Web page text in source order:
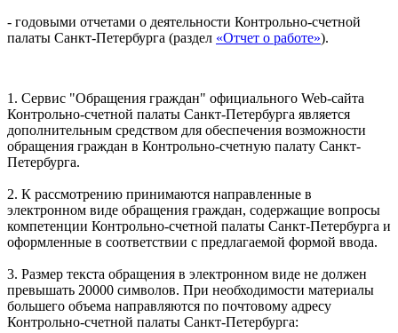
- годовыми отчетами о деятельности Контрольно-счетной
палаты Санкт-Петербурга (раздел «Отчет о работе»).
1. Сервис "Обращения граждан" официального Web-сайта
Контрольно-счетной палаты Санкт-Петербурга является
дополнительным средством для обеспечения возможности
обращения граждан в Контрольно-счетную палату Санкт-
Петербурга.
2. К рассмотрению принимаются направленные в
электронном виде обращения граждан, содержащие вопросы
компетенции Контрольно-счетной палаты Санкт-Петербурга и
оформленные в соответствии с предлагаемой формой ввода.
3. Размер текста обращения в электронном виде не должен
превышать 20000 символов. При необходимости материалы
большего объема направляются по почтовому адресу
Контрольно-счетной палаты Санкт-Петербурга: